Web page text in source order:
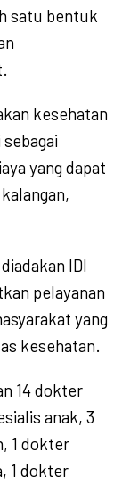
satu bentuk
kesehatan
yang dapat
IDI
pelayanan
yang
kesehatan.
14 dokter
anak, 3
1 dokter
1 dokter